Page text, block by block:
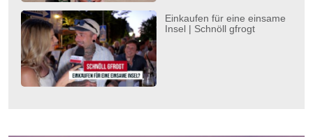
Einkaufen für eine einsame
Insel | Schnöll gfrogt